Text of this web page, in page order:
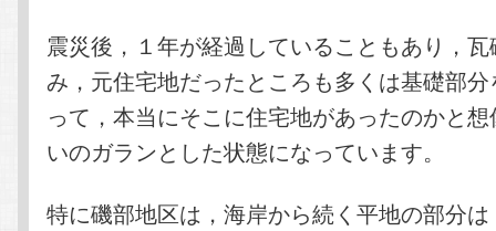
震災後，１年が経過していることもあり，
み，元住宅地だったところも多くは基礎部
って，本当にそこに住宅地があったのかと
いのガランとした状態になっています。
特に磯部地区は，海岸から続く平地の部分